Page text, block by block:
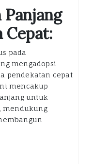
Panjang
Cepat:
pada
mengadopsi
pendekatan cepat
mencakup
untuk
mendukung